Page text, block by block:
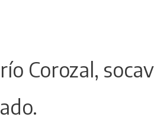
Corozal,